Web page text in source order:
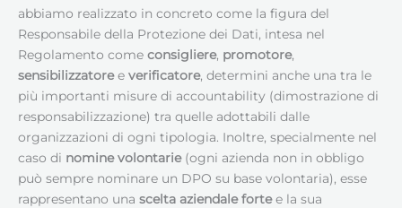
abbiamo realizzato in concreto come la figura del
Responsabile della Protezione dei Dati, intesa nel
Regolamento come consigliere, promotore,
sensibilizzatoree verificatore, determini anche una tra le
più importanti misure di accountability (dimostrazione di
responsabilizzazione) tra quelle adottabili dalle
organizzazioni di ogni tipologia. Inoltre, specialmente nel
caso di nomine volontarie(ogni azienda non in obbligo
può sempre nominare un DPO su base volontaria), esse
rappresentano una scelta aziendale fortee la sua